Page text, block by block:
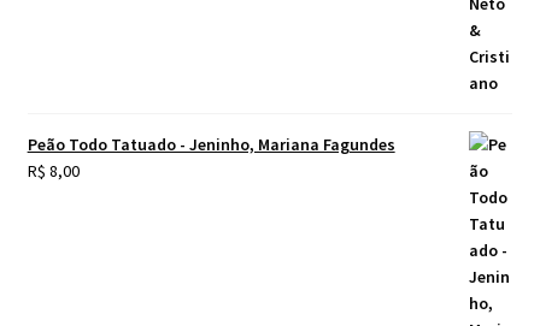
Peão Todo Tatuado - Jeninho, Mariana Fagundes
R$ 8,00